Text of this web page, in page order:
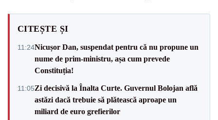
CITEȘTE ȘI
11:24Nicușor Dan, suspendat pentru că nu propune un
nume de prim-ministru, așa cum prevede
Constituția!
11:05Zi decisivă la Înalta Curte. Guvernul Bolojan află
astăzi dacă trebuie să plătească aproape un
miliard de euro grefierilor